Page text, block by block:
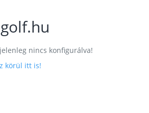
nincs konfigurálva!
körül itt is!